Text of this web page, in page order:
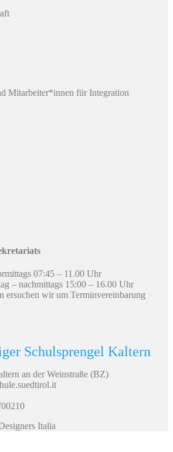
Mitarbeiter*innen für Integration
07:45 – 11.00 Uhr
– nachmittags 15:00 – 16.00 Uhr
ersuchen wir um Terminvereinbarung
Schulsprengel Kaltern
an der Weinstraße (BZ)
Italia